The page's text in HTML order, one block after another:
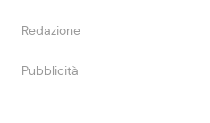
Redazione
Pubblicità